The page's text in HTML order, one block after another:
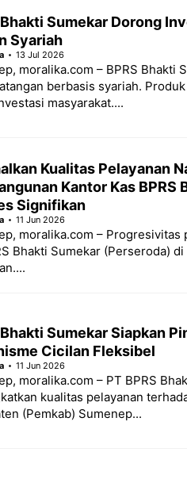
Bhakti Sumekar Dorong
Syariah
13 Jul 2026
moralika.com – BPRS Bhakti
berbasis syariah.
masyarakat....
Kualitas Pelayanan
Kantor Kas
Signifikan
11 Jun 2026
moralika.com –
Bhakti Sumekar (Perseroda)
Bhakti Sumekar Siapkan
Cicilan Fleksibel
11 Jun 2026
moralika.com – PT BPRS
kualitas pelayanan
(Pemkab) Sumenep...